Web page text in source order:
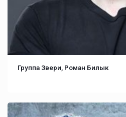
Группа Звери, Роман Билык